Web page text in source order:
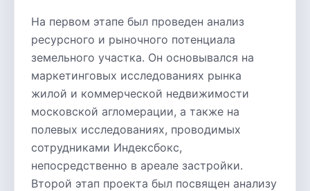
На первом этапе был проведен анализ
ресурсного и рыночного потенциала
земельного участка. Он основывался на
маркетинговых исследованиях рынка
жилой и коммерческой недвижимости
московской агломерации, а также на
полевых исследованиях, проводимых
сотрудниками Индексбокс,
непосредственно в ареале застройки.
Второй этап проекта был посвящен анализу